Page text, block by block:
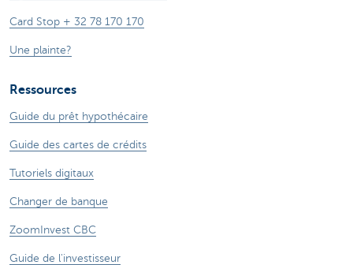
Card Stop + 32 78 170 170
Une plainte?
Ressources
Guide du prêt hypothécaire
Guide des cartes de crédits
Tutoriels digitaux
Changer de banque
ZoomInvest CBC
Guide de l'investisseur